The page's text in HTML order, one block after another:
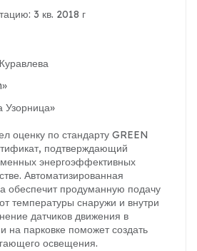
3 кв. 2018 г
Узорница»
оценку по стандарту GREEN
подтверждающий
энергоэффективных
Автоматизированная
обеспечит продуманную подачу
температуры снаружи и внутри
датчиков движения в
на парковке поможет создать
освещения.